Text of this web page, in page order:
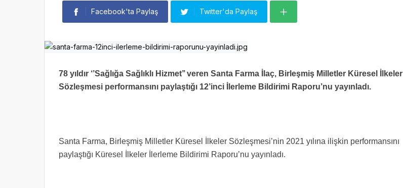
Facebook'ta Paylaş Twitter'da Paylaş
78 yıldır ‘’Sağlığa Sağlıklı Hizmet’’ veren Santa Farma İlaç, Birleşmiş Milletler Küresel İlkeler
Sözleşmesi performansını paylaştığı 12’inci İlerleme Bildirimi Raporu’nu yayınladı.
Santa Farma, Birleşmiş Milletler Küresel İlkeler Sözleşmesi’nin 2021 yılına ilişkin performansını
paylaştığı Küresel İlkeler İlerleme Bildirimi Raporu’nu yayınladı.